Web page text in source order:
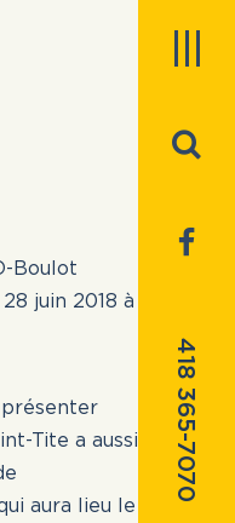
418 365-7070
Boulot
juin 2018 à
Tite a aussi
aura lieu le